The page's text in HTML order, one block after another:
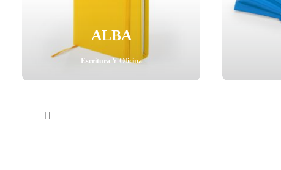
ALBA
Escritura Y Oficina